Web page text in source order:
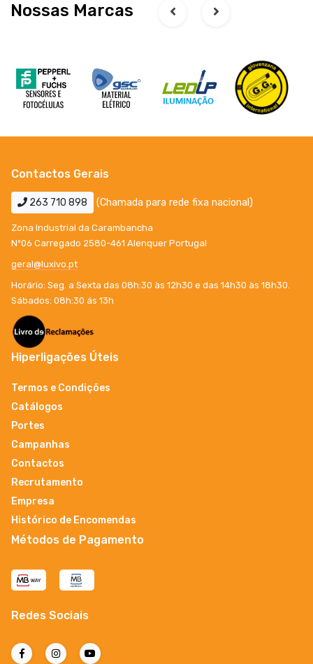
Nossas Marcas
Contactos Gerais
263 710 898 (Chamada para rede fixa nacional)
Zona Industrial da Carambancha
Nº06 Carregado 2580-461 Alenquer Portugal
geral@luxivo.pt
Horário: Seg. a Sexta das 08h:30 às 12h30 e das 14h30 às 18h30.
Sábados: 08h:30 ás 13h
Hiperligações Úteis
Termos e Condições
Catálogos
Portes
Campanhas
Contactos
Recrutamento
Empresa
Histórico de Encomendas
Métodos de Pagamento
Redes Sociais